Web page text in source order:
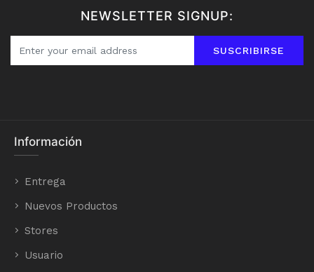
NEWSLETTER SIGNUP:
SUSCRIBIRSE
Información
Entrega
Nuevos Productos
Stores
Usuario